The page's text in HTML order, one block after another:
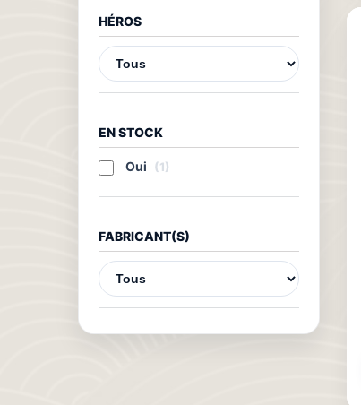
HÉROS
EN STOCK
Oui (1)
FABRICANT(S)